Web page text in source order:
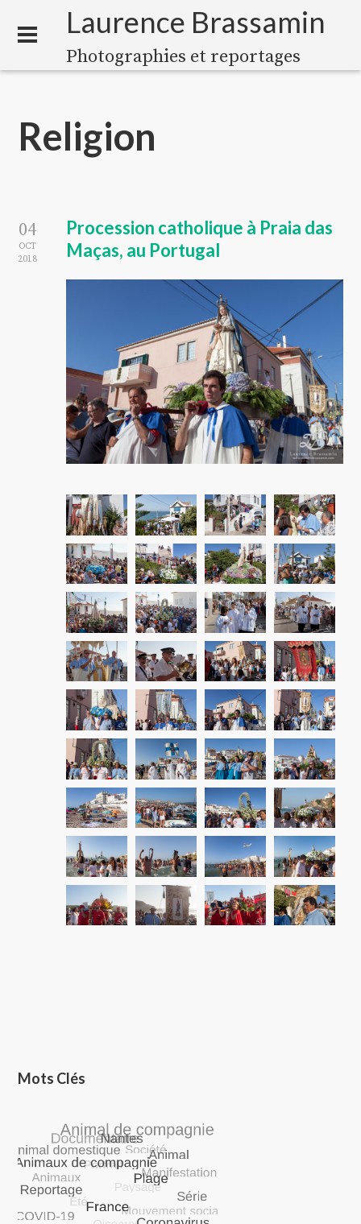
Laurence Brassamin
Photographies et reportages
Religion
04
OCT
2018
Procession catholique à Praia das
Maças, au Portugal
Mots Clés